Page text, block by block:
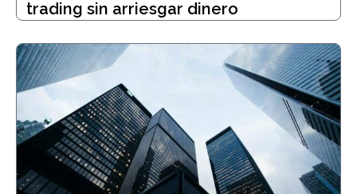
trading sin arriesgar dinero